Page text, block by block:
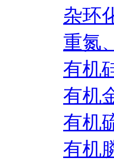
杂环
重氮
有机
有机
有机
有机